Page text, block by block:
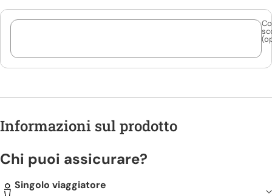
Informazioni sul prodotto
Chi puoi assicurare?
Singolo viaggiatore